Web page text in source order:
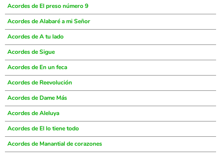
Acordes de El preso número 9
Acordes de Alabaré a mi Señor
Acordes de A tu lado
Acordes de Sigue
Acordes de En un feca
Acordes de Reevolución
Acordes de Dame Más
Acordes de Aleluya
Acordes de El lo tiene todo
Acordes de Manantial de corazones